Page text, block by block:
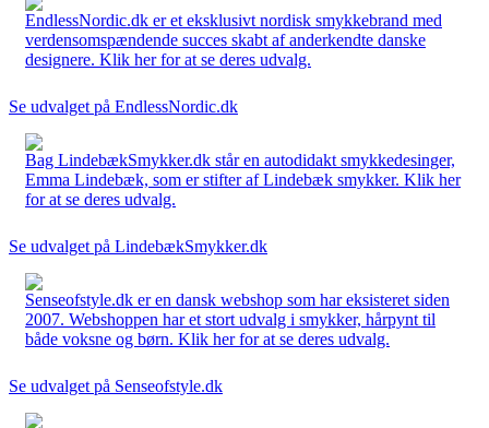
EndlessNordic.dk er et eksklusivt nordisk smykkebrand med
verdensomspændende succes skabt af anderkendte danske
designere. Klik her for at se deres udvalg.
Se udvalget på EndlessNordic.dk
Bag LindebækSmykker.dk står en autodidakt smykkedesinger,
Emma Lindebæk, som er stifter af Lindebæk smykker. Klik her
for at se deres udvalg.
Se udvalget på LindebækSmykker.dk
Senseofstyle.dk er en dansk webshop som har eksisteret siden
2007. Webshoppen har et stort udvalg i smykker, hårpynt til
både voksne og børn. Klik her for at se deres udvalg.
Se udvalget på Senseofstyle.dk